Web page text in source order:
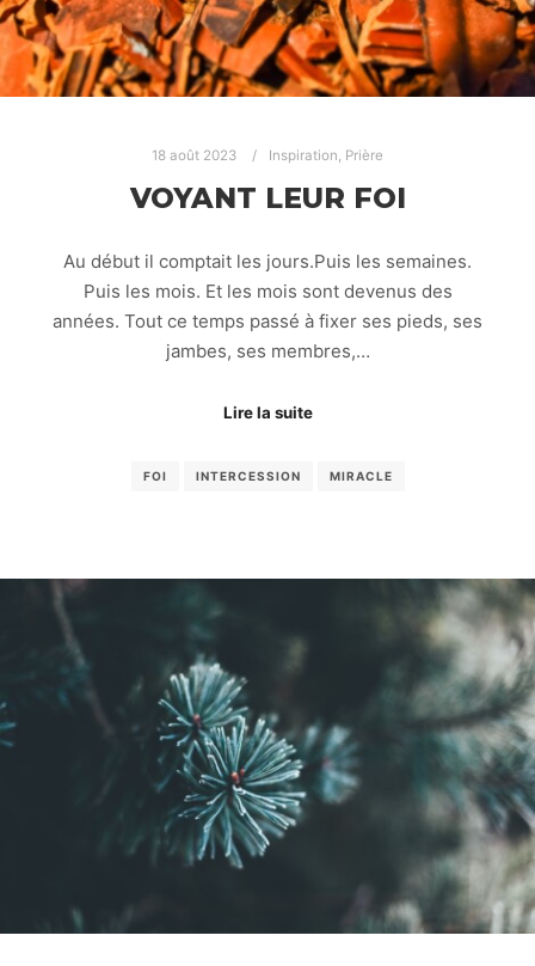
18 août 2023 Inspiration Prière
VOYANT LEUR FOI
Au début il comptait les jours.Puis les semaines.
Puis les mois. Et les mois sont devenus des
années. Tout ce temps passé à fixer ses pieds, ses
jambes, ses membres,…
Lire la suite
FOI INTERCESSION MIRACLE